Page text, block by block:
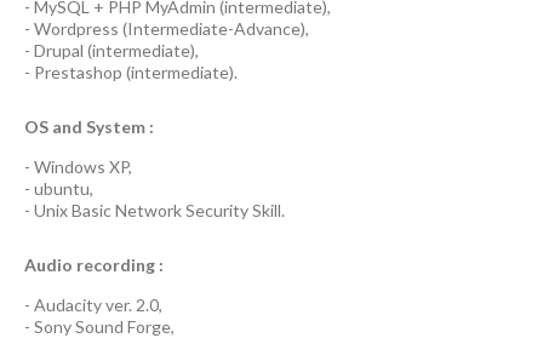
- MySQL + PHP MyAdmin (intermediate),
- Wordpress (Intermediate-Advance),
- Drupal (intermediate),
- Prestashop (intermediate).
OS and System :
- Windows XP,
- ubuntu,
- Unix Basic Network SecuritySkill.
Audio recording :
- Audacity ver. 2.0,
- Sony Sound Forge,